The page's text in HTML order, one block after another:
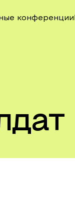
конференции